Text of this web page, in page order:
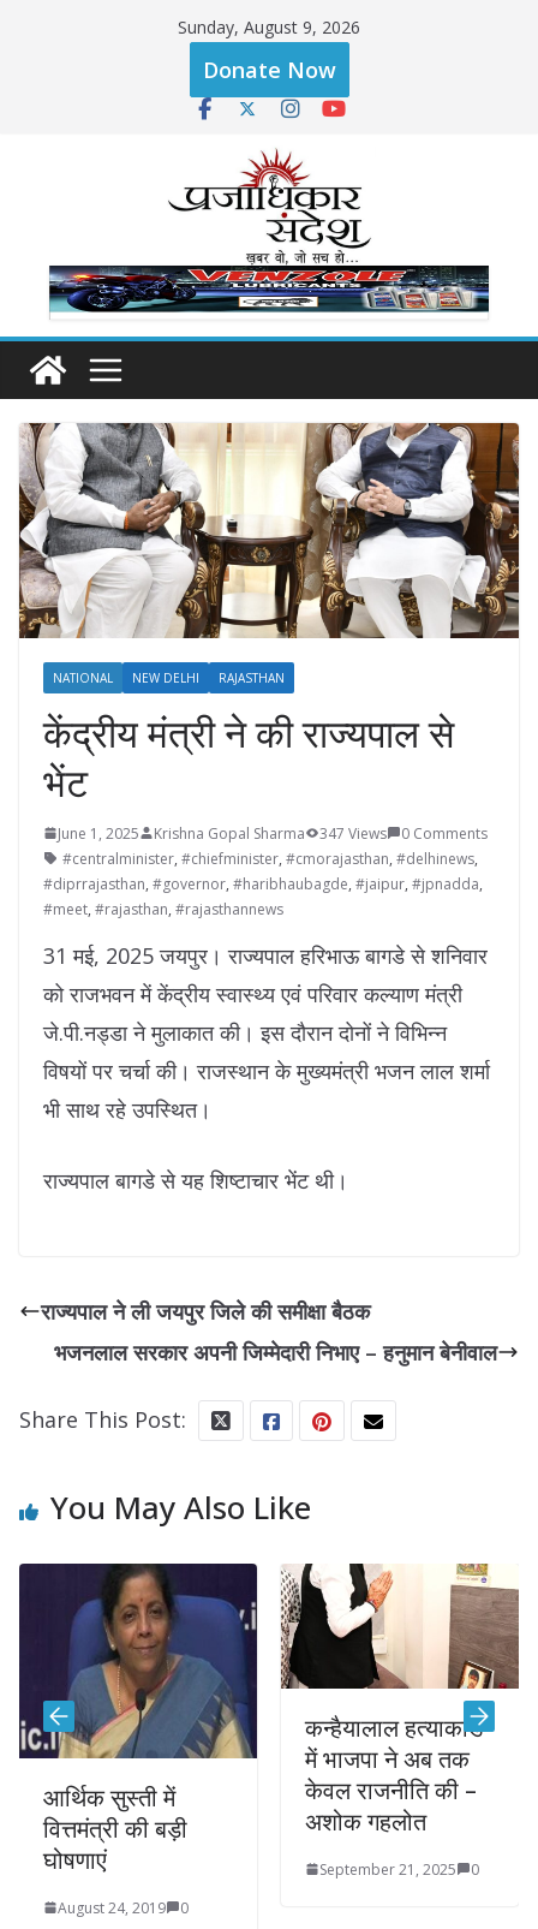
Sunday, August 9, 2026
Donate Now
NATIONAL NEW DELHI RAJASTHAN
केंद्रीय मंत्री ने की राज्यपाल से
भेंट
June 1, 2025 Krishna Gopal Sharma 347 Views
0 Comments
#centralminister, #chiefminister, #cmorajasthan, #delhinews,
#diprrajasthan, #governor, #haribhaubagde, #jaipur, #jpnadda,
#meet, #rajasthan, #rajasthannews
31 मई, 2025 जयपुर। राज्यपाल हरिभाऊ बागडे से शनिवार
को राजभवन में केंद्रीय स्वास्थ्य एवं परिवार कल्याण मंत्री
जे.पी.नड्डा ने मुलाकात की। इस दौरान दोनों ने विभिन्न
विषयों पर चर्चा की। राजस्थान के मुख्यमंत्री भजन लाल शर्मा
भी साथ रहे उपस्थित।
राज्यपाल बागडे से यह शिष्टाचार भेंट थी।
राज्यपाल ने ली जयपुर जिले की समीक्षा बैठक
भजनलाल सरकार अपनी जिम्मेदारी निभाए – हनुमान बेनीवाल
Share This Post:
You May Also Like
सुस्ती में
की बड़ी
August 24, 2019 0
कन्हैयालाल हत्याकांड
में भाजपा ने अब तक
केवल राजनीति की –
अशोक गहलोत
September 21, 2025 0